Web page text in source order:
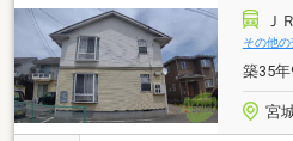
Ｊ
その他の
築35
宮